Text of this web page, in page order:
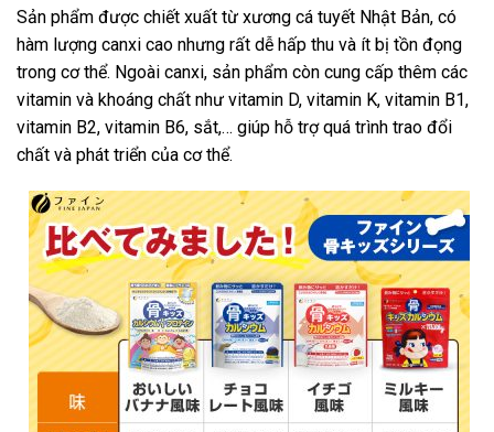
Sản phẩm được chiết xuất từ xương cá tuyết Nhật Bản, có
hàm lượng canxi cao nhưng rất dễ hấp thu và ít bị tồn đọng
trong cơ thể. Ngoài canxi, sản phẩm còn cung cấp thêm các
vitamin và khoáng chất như vitamin D, vitamin K, vitamin B1,
vitamin B2, vitamin B6, sắt,… giúp hỗ trợ quá trình trao đổi
chất và phát triển của cơ thể.